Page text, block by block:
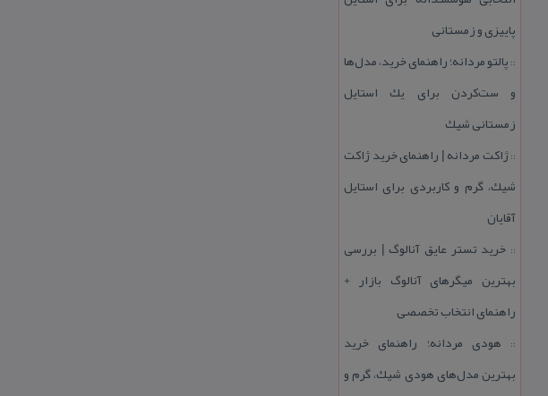
پاییزی و زمستانی
:: پالتو مردانه؛ راهنمای خرید، مدل‌ها
و ست‌كردن برای یك استایل
زمستانی شیك
::ژاكت مردانه | راهنمای خرید ژاكت
شیك، گرم و كاربردی برای استایل
آقایان
:: خرید تستر عایق آنالوگ | بررسی
بهترین میگرهای آنالوگ بازار +
راهنمای انتخاب تخصصی
:: هودی مردانه؛ راهنمای خرید
بهترین مدل‌های هودی شیك، گرم و